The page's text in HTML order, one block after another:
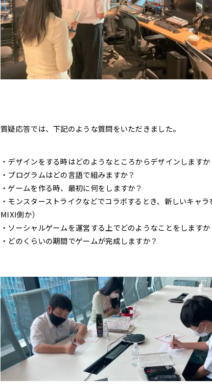
質疑応答では、下記のような質問をいただきました。
・デザインをする時はどのようなところからデザインしますか
・プログラムはどの言語で組みますか？
・ゲームを作る時、最初に何をしますか？
・モンスターストライクなどでコラボするとき、新しいキャ
MIXI側か）
・ソーシャルゲームを運営する上でどのようなことをしますか
・どのくらいの期間でゲームが完成しますか？